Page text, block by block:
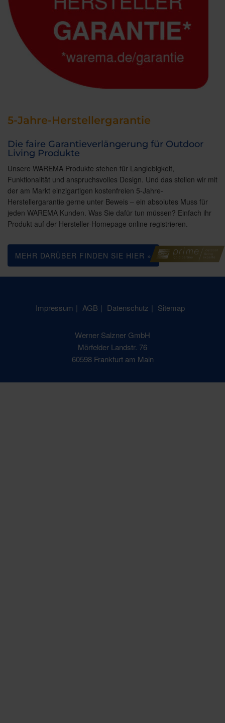
5-Jahre-Herstellergarantie
Die faire Garantieverlängerung für Outdoor
Living Produkte
Unsere WAREMA Produkte stehen für Langlebigkeit,
Funktionalität und anspruchsvolles Design. Und das stellen wir mit
der am Markt einzigartigen kostenfreien 5-Jahre-
Herstellergarantie gerne unter Beweis – ein absolutes Muss für
jeden WAREMA Kunden. Was Sie dafür tun müssen? Einfach ihr
Produkt auf der Hersteller-Homepage online registrieren.
MEHR DARÜBER FINDEN SIE HIER »
Impressum AGB Datenschutz Sitemap
Werner Salzner GmbH
Mörfelder Landstr. 76
60598 Frankfurt am Main